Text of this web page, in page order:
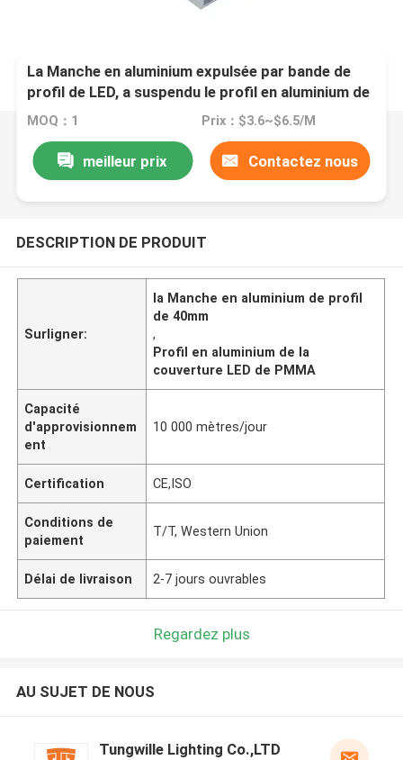
La Manche en aluminium expulsée par bande de
profil de LED, a suspendu le profil en aluminium de
LED
MOQ：1 Prix：$3.6~$6.5/M
meilleur prix Contactez nous
DESCRIPTION DE PRODUIT
Surligner:
la Manche en aluminium de profil
de 40mm
,
Profil en aluminium de la
couverture LED de PMMA
Capacité
d'approvisionnem
ent
10 000 mètres/jour
Certification CE,ISO
Conditions de
paiement
T/T, Western Union
Délai de livraison 2-7 jours ouvrables
Regardez plus
AU SUJET DE NOUS
Tungwille Lighting Co.,LTD